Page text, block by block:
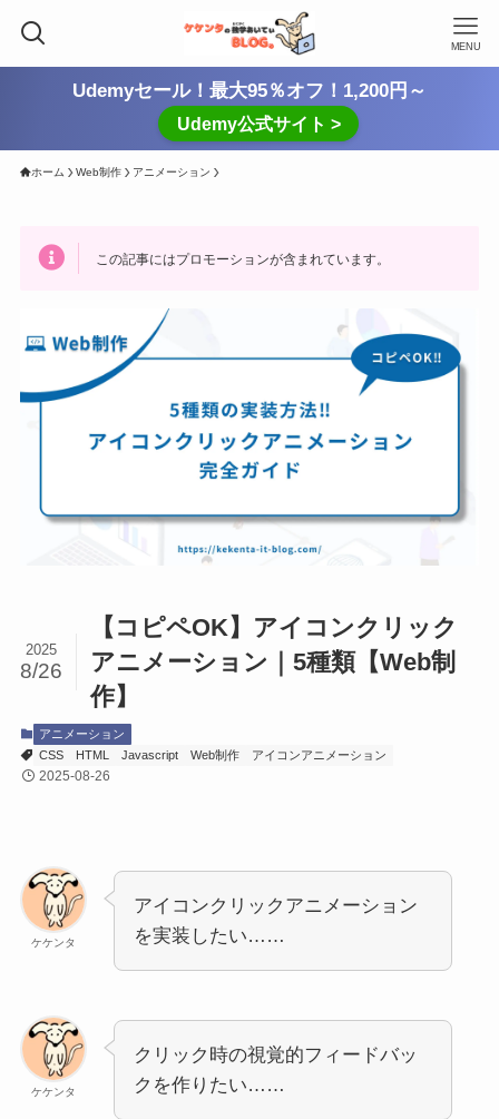
MENU
Udemyセール！最大95％オフ！1,200円～
Udemy公式サイト >
ホーム Web制作 アニメーション
この記事にはプロモーションが含まれています。
【コピペOK】アイコンクリック
アニメーション｜5種類【Web制
作】
2025
8/26
アニメーション
CSS
HTML Javascript Web制作 アイコンアニメーション
2025-08-26
ケケンタ
アイコンクリックアニメーション
を実装したい……
ケケンタ
クリック時の視覚的フィードバッ
クを作りたい……